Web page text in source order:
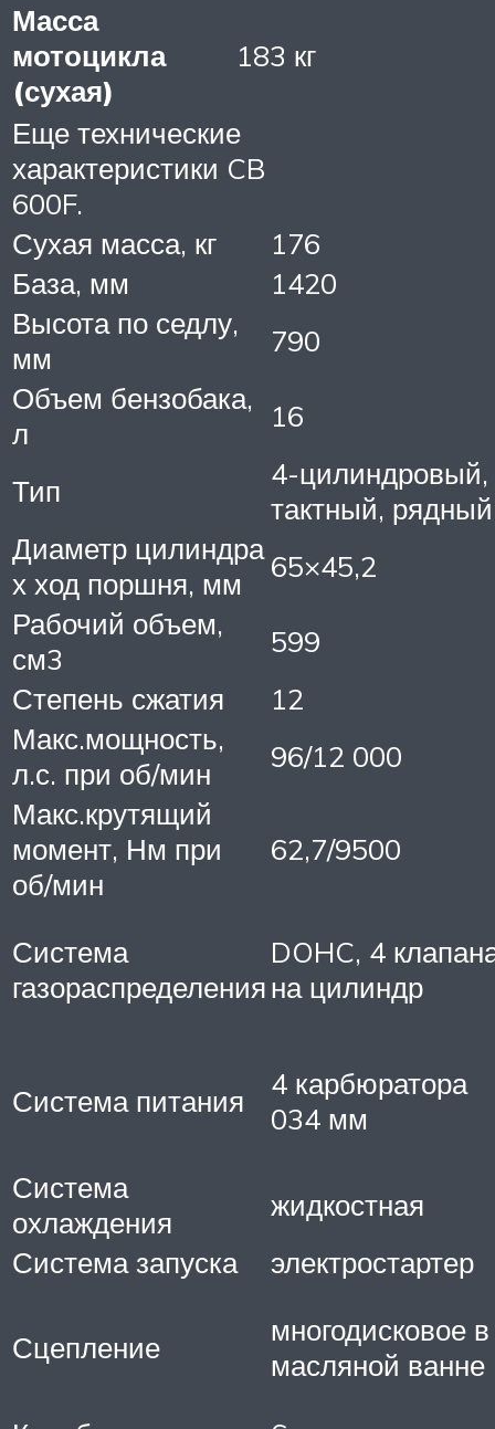
Масса
мотоцикла
(сухая)
183 кг
Еще технические
характеристики CB
600F.
Сухая масса, кг
176
База, мм
1420
Высота по седлу,
мм
790
Объем бензобака,
л
16
Тип
4-
тактный, рядный
Диаметр цилиндра
х ход поршня, мм
65×45,2
Рабочий объем,
см3
599
Степень сжатия
12
Макс.мощность,
л.с. при об/мин
96/12 000
Макс.крутящий
момент, Нм при
об/мин
62,7/9500
Система
газораспределения
DOHC, 4
на цилиндр
Система питания
4 карбюратора
034 мм
Система
охлаждения
жидкостная
Система запуска
электростартер
Сцепление
многодисковое в
масляной ванне